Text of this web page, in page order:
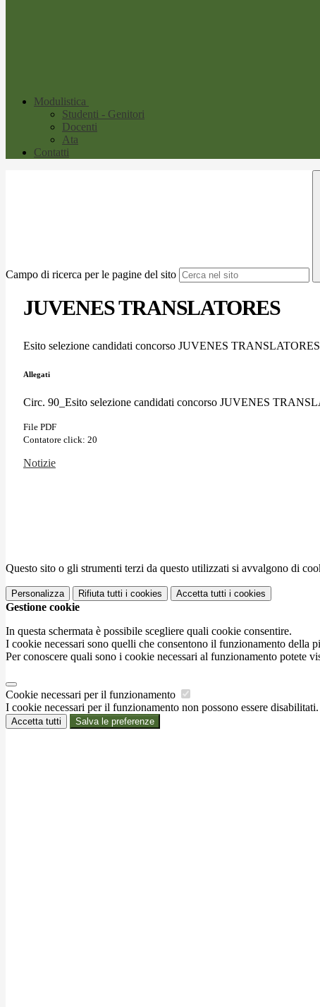
Modulistica
Studenti - Genitori
Docenti
Ata
Contatti
Campo di ricerca per le pagine del sito
JUVENES TRANSLATORES
Esito selezione candidati concorso JUVENES TRANSLATORES
Allegati
Circ. 90_Esito selezione candidati concorso JUVENES
File PDF
Contatore click: 20
Notizie
Questo sito o gli strumenti terzi da questo utilizzati si avvalgono di
Personalizza Rifiuta tutti i cookies Accetta tutti i cookies
Gestione cookie
In questa schermata è possibile scegliere quali cookie consentire.
I cookie necessari sono quelli che consentono il funzionamento della
Per conoscere quali sono i cookie necessari al funzionamento potete
Cookie necessari per il funzionamento
I cookie necessari per il funzionamento non possono essere
Accetta tutti Salva le preferenze